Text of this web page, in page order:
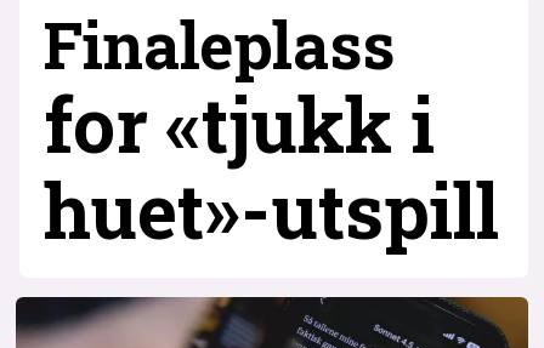
Finaleplass
for «tjukk i
huet»-utspill